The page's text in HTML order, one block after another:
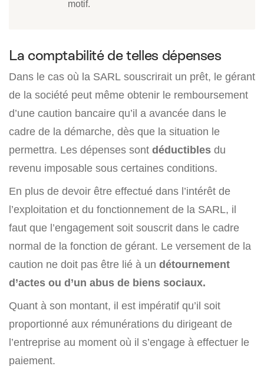
motif.
La comptabilité de telles dépenses
Dans le cas où la SARL souscrirait un prêt, le gérant
de la société peut même obtenir le remboursement
d’une caution bancaire qu’il a avancée dans le
cadre de la démarche, dès que la situation le
permettra. Les dépenses sont déductibles du
revenu imposable sous certaines conditions.
En plus de devoir être effectué dans l’intérêt de
l’exploitation et du fonctionnement de la SARL, il
faut que l’engagement soit souscrit dans le cadre
normal de la fonction de gérant. Le versement de la
caution ne doit pas être lié à un détournement
d’actes ou d’un abus de biens sociaux.
Quant à son montant, il est impératif qu’il soit
proportionné aux rémunérations du dirigeant de
l’entreprise au moment où il s’engage à effectuer le
paiement.